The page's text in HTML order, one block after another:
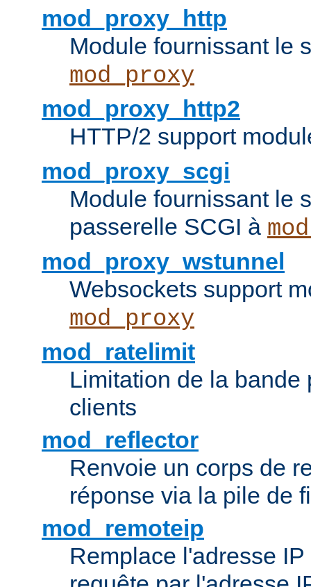
mod_proxy_http
Module fournissant le
mod_proxy
mod_proxy_http2
HTTP/2 support
mod_proxy_scgi
Module fournissant le
passerelle SCGI à
mod_proxy_wstunnel
Websockets support
mod_proxy
mod_ratelimit
Limitation de la bande
clients
mod_reflector
Renvoie un corps de
réponse via la pile de
mod_remoteip
Remplace l'adresse